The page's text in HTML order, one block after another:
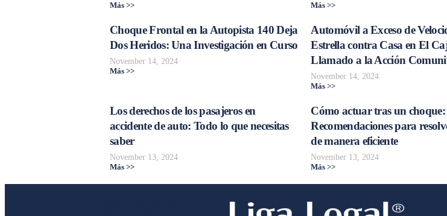
Más >> Más >>
Choque Frontal en la Autopista 140 Deja
Dos Heridos: Una Investigación en Curso
November 14, 2024
Más >>
Automóvil a Exceso de
Estrella contra Casa en El
Llamado a la Acción
November 14, 2024
Más >>
Los derechos de los pasajeros en
accidente de auto: Todo lo que necesitas
saber
November 13, 2024
Más >>
Cómo actuar tras un choque:
Recomendaciones para
de manera eficiente
November 13, 2024
Más >>